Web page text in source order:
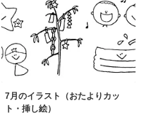
7月のイラスト（おたよりカッ
ト・挿し絵）